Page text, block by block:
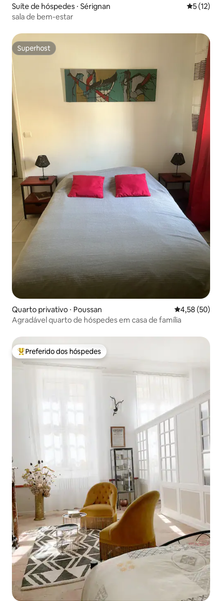
Suíte de hóspedes ⋅ Sérignan 5 de uma
5 (12)
sala de bem-estar
Superhost
Superhost
Quarto privativo ⋅ Poussan 4,58 de uma
4,58 (50)
Agradável quarto de hóspedes em casa de família
Entre os melhores preferidos dos hóspedes
Preferido dos hóspedes